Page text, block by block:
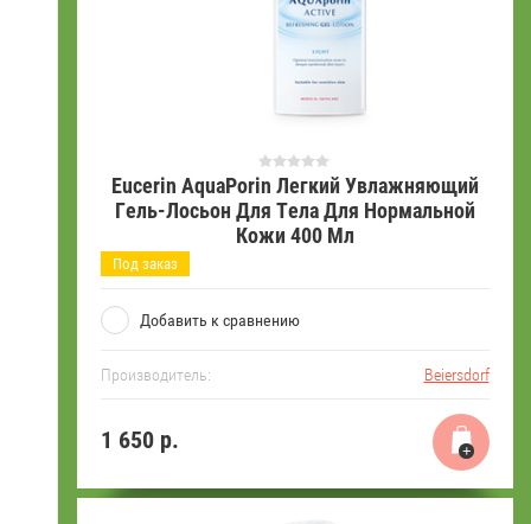
Eucerin AquaPorin Легкий Увлажняющий
Гель-Лосьон Для Тела Для Нормальной
Кожи 400 Мл
Под заказ
Добавить к сравнению
Производитель: Beiersdorf
1 650р.